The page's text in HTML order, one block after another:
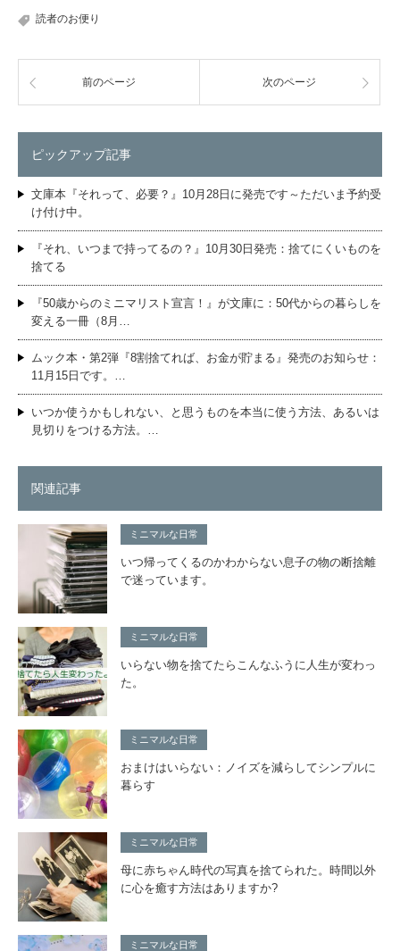
読者のお便り
前のページ 次のページ
ピックアップ記事
文庫本『それって、必要？』10月28日に発売です～ただいま予約受
け付け中。
『それ、いつまで持ってるの？』10月30日発売：捨てにくいものを
捨てる
『50歳からのミニマリスト宣言！』が文庫に：50代からの暮らしを
変える一冊（8月…
ムック本・第2弾『8割捨てれば、お金が貯まる』発売のお知らせ：
11月15日です。…
いつか使うかもしれない、と思うものを本当に使う方法、あるいは
見切りをつける方法。…
関連記事
ミニマルな日常
いつ帰ってくるのかわからない息子の物の断捨離
で迷っています。
ミニマルな日常
いらない物を捨てたらこんなふうに人生が変わっ
た。
ミニマルな日常
おまけはいらない：ノイズを減らしてシンプルに
暮らす
ミニマルな日常
母に赤ちゃん時代の写真を捨てられた。時間以外
に心を癒す方法はありますか?
ミニマルな日常